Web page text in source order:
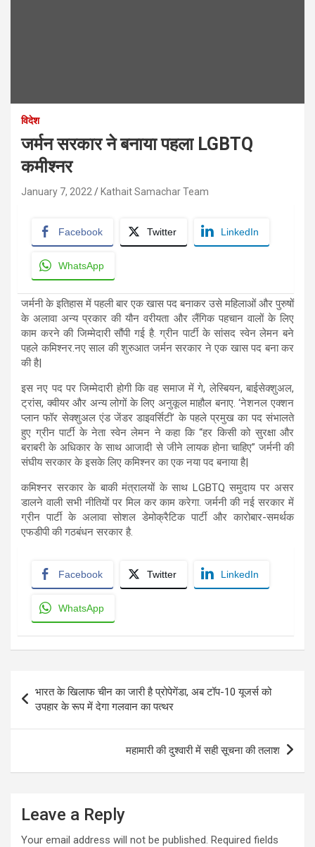
विदेश
जर्मन सरकार ने बनाया पहला LGBTQ
कमीश्नर
January 7, 2022 Kathait Samachar Team
Facebook Twitter LinkedIn
WhatsApp
जर्मनी के इतिहास में पहली बार एक खास पद बनाकर उसे महिलाओं और पुरुषों
के अलावा अन्य प्रकार की यौन वरीयता और लैंगिक पहचान वालों के लिए
काम करने की जिम्मेदारी सौंपी गई है. ग्रीन पार्टी के सांसद स्वेन लेमन बने
पहले कमिश्नर.नए साल की शुरुआत जर्मन सरकार ने एक खास पद बना कर
की है|
इस नए पद पर जिम्मेदारी होगी कि वह समाज में गे, लेस्बियन, बाईसेक्शुअल,
ट्रांस, क्वीयर और अन्य लोगों के लिए अनुकूल माहौल बनाए. ‘नेशनल एक्शन
प्लान फॉर सेक्शुअल एंड जेंडर डाइवर्सिटी’ के पहले प्रमुख का पद संभालते
हुए ग्रीन पार्टी के नेता स्वेन लेमन ने कहा कि “हर किसी को सुरक्षा और
बराबरी के अधिकार के साथ आजादी से जीने लायक होना चाहिए” जर्मनी की
संघीय सरकार के इसके लिए कमिश्नर का एक नया पद बनाया है|
कमिश्नर सरकार के बाकी मंत्रालयों के साथ LGBTQ समुदाय पर असर
डालने वाली सभी नीतियों पर मिल कर काम करेगा. जर्मनी की नई सरकार में
ग्रीन पार्टी के अलावा सोशल डेमोक्रैटिक पार्टी और कारोबार-समर्थक
एफडीपी की गठबंधन सरकार है.
Facebook Twitter LinkedIn
WhatsApp
navigation
भारत के खिलाफ चीन का जारी है प्रोपेगेंडा, अब टॉप-10 यूजर्स को
उपहार के रूप में देगा गलवान का पत्थर
महामारी की दुश्वारी में सही सूचना की तलाश
Leave a Reply
Your email address will not be published. Required fields